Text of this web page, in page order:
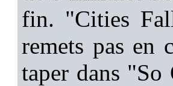
fin. "Cities
remets pas en
taper dans